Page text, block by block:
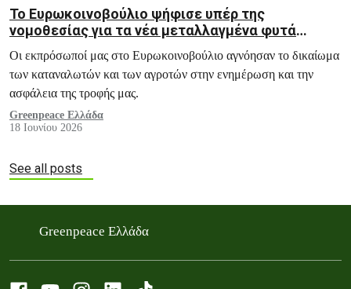
Το Ευρωκοινοβούλιο ψήφισε υπέρ της
νομοθεσίας για τα νέα μεταλλαγμένα φυτά
αγνοώντας πολίτες και αγρότες
Οι εκπρόσωποί μας στο Ευρωκοινοβούλιο αγνόησαν το δικαίωμα
των καταναλωτών και των αγροτών στην ενημέρωση και την
ασφάλεια της τροφής μας.
Greenpeace Ελλάδα
18 Ιουνίου 2026
See all posts
Greenpeace Ελλάδα